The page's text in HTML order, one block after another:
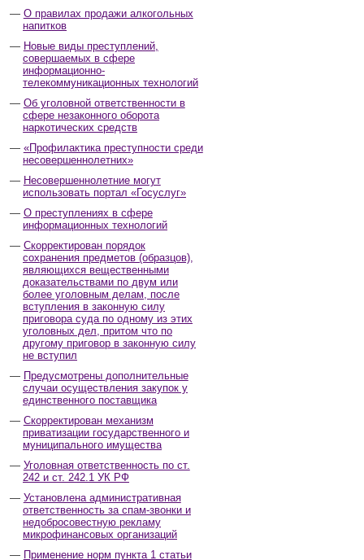
О правилах продажи алкогольных
напитков
Новые виды преступлений,
совершаемых в сфере
информационно-
телекоммуникационных технологий
Об уголовной ответственности в
сфере незаконного оборота
наркотических средств
«Профилактика преступности среди
несовершеннолетних»
Несовершеннолетние могут
использовать портал «Госуслуг»
О преступлениях в сфере
информационных технологий
Скорректирован порядок
сохранения предметов (образцов),
являющихся вещественными
доказательствами по двум или
более уголовным делам, после
вступления в законную силу
приговора суда по одному из этих
уголовных дел, притом что по
другому приговор в законную силу
не вступил
Предусмотрены дополнительные
случаи осуществления закупок у
единственного поставщика
Скорректирован механизм
приватизации государственного и
муниципального имущества
Уголовная ответственность по ст.
242 и ст. 242.1 УК РФ
Установлена административная
ответственность за спам-звонки и
недобросовестную рекламу
микрофинансовых организаций
Применение норм пункта 1 статьи